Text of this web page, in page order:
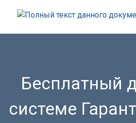
Бесплатный
системе